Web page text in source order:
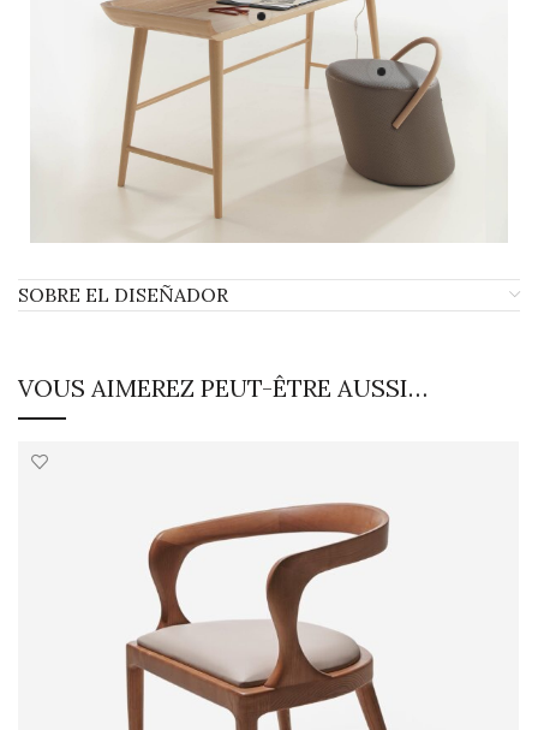
SOBRE EL DISEÑADOR
VOUS AIMEREZ PEUT-ÊTRE AUSSI…